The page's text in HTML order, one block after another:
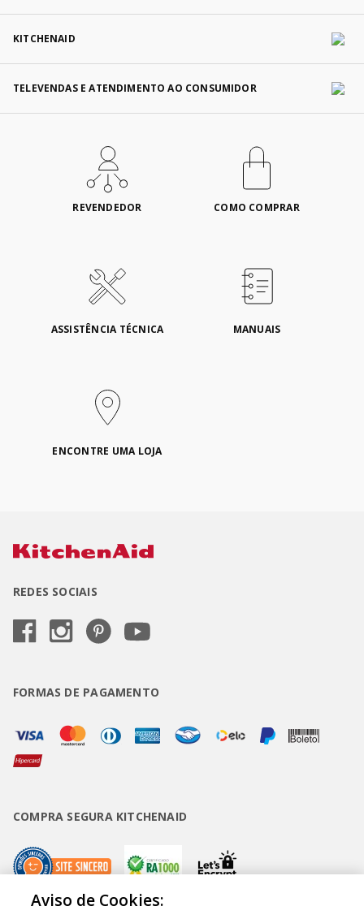
KITCHENAID
TELEVENDAS E ATENDIMENTO AO CONSUMIDOR
REVENDEDOR COMO COMPRAR
ASSISTÊNCIA TÉCNICA MANUAIS
ENCONTRE UMA LOJA
REDES SOCIAIS
FORMAS DE PAGAMENTO
COMPRA SEGURA KITCHENAID
Aviso de Cookies: